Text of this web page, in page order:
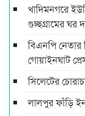
খাদিমনগরে
গুচ্ছগ্রামের
বিএনপি নেতার
গোয়াইনঘাট
সিলেটের
লালপুর ফাঁড়ি